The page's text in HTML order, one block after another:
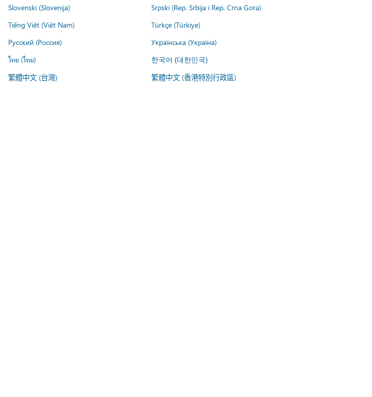
Slovenski (Slovenija)
Srpski (Rep. Srbija i Rep. Crna Gora)
Tiếng Việt (Việt Nam)
Türkçe (Türkiye)
Русский (Россия)
Українська (Україна)
ไทย (ไทย) 한국어 (대한민국)
繁體中文 (台灣) 繁體中文 (香港特別行政區)